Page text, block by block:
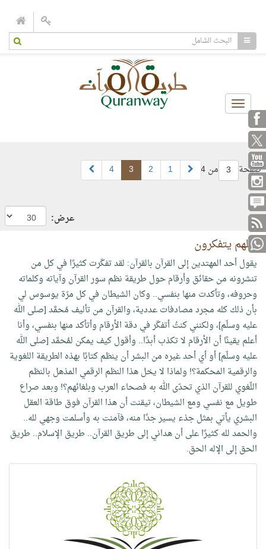
Toggle
navigation
صفحة 3 من 4 1
2
3
4
عرض:
لعلهم يتفكرون
يقول أحد المهتدين إلى القرآن بالقرآن: لقد تفكّرت كثيرًا في كل من
تنشرونه من حقائق وأرقام حول طريقة نظم سور القرآن وآياته وكلماته
وحروفه، وتأكدت منها بنفسي.. وكان الشيطان في كل مرّة يوسوس لي
بأن ذلك كله مجرد مصادفات عددية، والقرآن من تأليف مُحمَّد [صلى الله
عليه وسلّم]، ولكنني كنتُ أتفكّر في دقة الأرقام وأتأكد منها بنفسي، وأنا
أعلم يقينًا أن الأرقام لا تكذب أبدًا.. وأقول كيف يمكن لمُحمَّد [صلى الله
عليه وسلّم] أو أي أحد غيره من البشر أن ينظم كتابًا بهذه الطريقة اللغوية
والرقمية المحكمة؟! ولماذا لا يخل هذا النظم الرقمي المذهل بالنظم
اللّغوي للقرآن الذي تحدّى الله به فصحاء العرب وبلغائهم؟! وبعد صراع
طويل مع نفسي ومع الشيطان، تيقنت أن هذا القرآن فوق طاقة العقل
البشري يأتي بمثل جذء يسير جدًا منه، فآمنت به وأسلمت وجهي لله..
والحمد لله كثيرًا على أن هداني إلى طريق القرآن.. طريق الإسلام.. طريق
الحق إلى الإله الحق.